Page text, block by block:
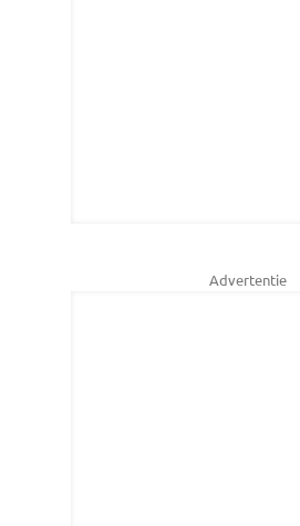
Advertentie